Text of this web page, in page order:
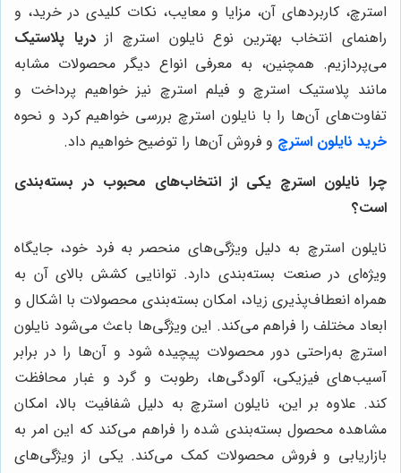
استرچ، کاربردهای آن، مزایا و معایب، نکات کلیدی در خرید، و
راهنمای انتخاب بهترین نوع نایلون استرچ ازدریا پلاستیک
می‌پردازیم. همچنین، به معرفی انواع دیگر محصولات مشابه
مانند پلاستیک استرچ و فیلم استرچ نیز خواهیم پرداخت و
تفاوت‌های آن‌ها را با نایلون استرچ بررسی خواهیم کرد و نحوه
خرید نایلون استرچ و فروش آن‌ها را توضیح خواهیم داد.
چرا نایلون استرچ یکی از انتخاب‌های محبوب در بسته‌بندی
است؟
نایلون استرچ به دلیل ویژگی‌های منحصر به فرد خود، جایگاه
ویژه‌ای در صنعت بسته‌بندی دارد. توانایی کشش بالای آن به
همراه انعطاف‌پذیری زیاد، امکان بسته‌بندی محصولات با اشکال و
ابعاد مختلف را فراهم می‌کند. این ویژگی‌ها باعث می‌شود نایلون
استرچ به‌راحتی دور محصولات پیچیده شود و آن‌ها را در برابر
آسیب‌های فیزیکی، آلودگی‌ها، رطوبت و گرد و غبار محافظت
کند. علاوه بر این، نایلون استرچ به دلیل شفافیت بالا، امکان
مشاهده محصول بسته‌بندی شده را فراهم می‌کند که این امر به
بازاریابی و فروش محصولات کمک می‌کند. یکی از ویژگی‌های